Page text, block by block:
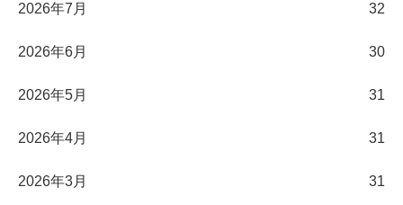
2026年7月 32
2026年6月 30
2026年5月 31
2026年4月 31
2026年3月 31